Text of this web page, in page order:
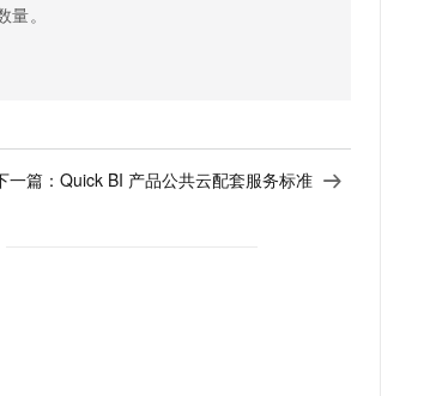
。
一篇： Quick BI 产品公共云配套服务标准